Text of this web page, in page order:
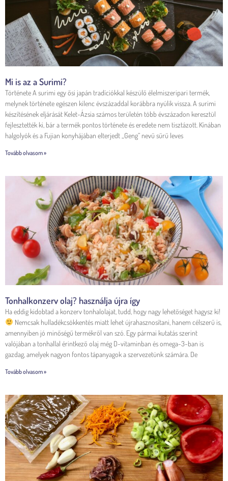
Mi is az a Surimi?
Története A surimi egy ősi japán tradíciókkal készülő élelmiszeripari termék,
melynek története egészen kilenc évszázaddal korábbra nyúlik vissza. A surimi
készítésének eljárását Kelet-Ázsia számos területén több évszázadon keresztül
fejlesztették ki, bár a termék pontos története és eredete nem tisztázott. Kínában
halgolyók és a Fujian konyhájában elterjedt „Geng” nevű sűrű leves
Tovább olvasom »
Tonhalkonzerv olaj? használja újra így
Ha eddig kidobtad a konzerv tonhalolajat, tudd, hogy nagy lehetőséget hagysz ki!
Nemcsak hulladékcsökkentés miatt lehet újrahasznosítani, hanem célszerű is,
amennyiben jó minőségű termékről van szó. Egy pármai kutatás szerint
valójában a tonhallal érintkező olaj még D-vitaminban és omega-3-ban is
gazdag, amelyek nagyon fontos tápanyagok a szervezetünk számára. De
Tovább olvasom »